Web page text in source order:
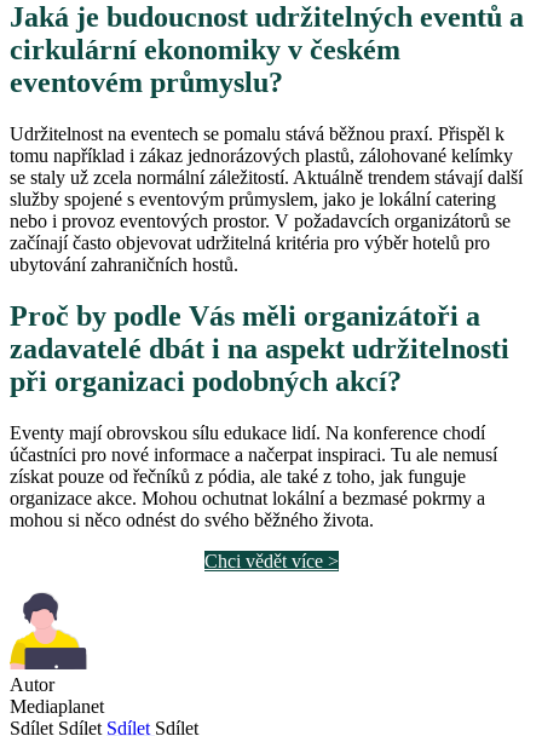
Jaká je budoucnost udržitelných eventů a
cirkulární ekonomiky v českém
eventovém průmyslu?
Udržitelnost na eventech se pomalu stává běžnou praxí. Přispěl k
tomu například i zákaz jednorázových plastů, zálohované kelímky
se staly už zcela normální záležitostí. Aktuálně trendem stávají další
služby spojené s eventovým průmyslem, jako je lokální catering
nebo i provoz eventových prostor. V požadavcích organizátorů se
začínají často objevovat udržitelná kritéria pro výběr hotelů pro
ubytování zahraničních hostů.
Proč by podle Vás měli organizátoři a
zadavatelé dbát i na aspekt udržitelnosti
při organizaci podobných akcí?
Eventy mají obrovskou sílu edukace lidí. Na konference chodí
účastníci pro nové informace a načerpat inspiraci. Tu ale nemusí
získat pouze od řečníků z pódia, ale také z toho, jak funguje
organizace akce. Mohou ochutnat lokální a bezmasé pokrmy a
mohou si něco odnést do svého běžného života.
Chci vědět více >
Autor
Mediaplanet
Sdílet Sdílet Sdílet Sdílet